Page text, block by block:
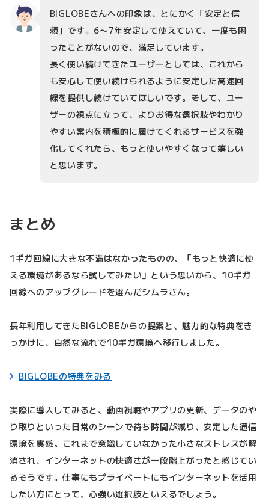
BIGLOBEさんへの印象は、とにかく「安定と信
頼」です。6〜7年安定して使えていて、一度も困
ったことがないので、満足しています。
長く使い続けてきたユーザーとしては、これから
も安心して使い続けられるように安定した高速回
線を提供し続けていてほしいです。そして、ユー
ザーの視点に立って、よりお得な選択肢やわかり
やすい案内を積極的に届けてくれるサービスを強
化してくれたら、もっと使いやすくなって嬉しい
と思います。
まとめ
1ギガ回線に大きな不満はなかったものの、「もっと快適に使
える環境があるなら試してみたい」という思いから、10ギガ
回線へのアップグレードを選んだシムラさん。
長年利用してきたBIGLOBEからの提案と、魅力的な特典をき
っかけに、自然な流れで10ギガ環境へ移行しました。
BIGLOBEの特典をみる
実際に導入してみると、動画視聴やアプリの更新、データのや
り取りといった日常のシーンで待ち時間が減り、安定した通信
環境を実感。これまで意識していなかった小さなストレスが解
消され、インターネットの快適さが一段階上がったと感じてい
るそうです。仕事にもプライベートにもインターネットを活用
したい方にとって、心強い選択肢といえるでしょう。